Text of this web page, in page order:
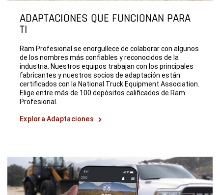
ADAPTACIONES QUE FUNCIONAN PARA
TI
Ram Profesional se enorgullece de colaborar con algunos
de los nombres más confiables y reconocidos de la
industria. Nuestros equipos trabajan con los principales
fabricantes y nuestros socios de adaptación están
certificados con la National Truck Equipment Association.
Elige entre más de 100 depósitos calificados de Ram
Profesional.
Explora Adaptaciones